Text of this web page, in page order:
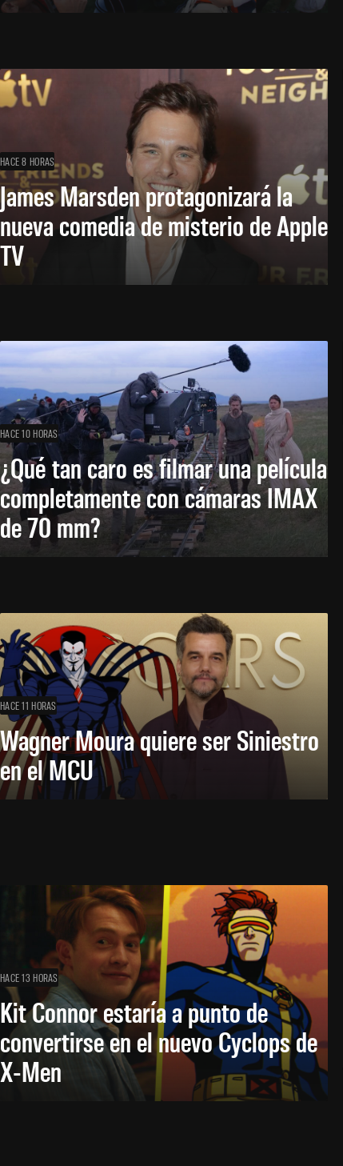
HACE 8 HORAS
James Marsden protagonizará la
nueva comedia de misterio de Apple
TV
HACE 10 HORAS
¿Qué tan caro es filmar una película
completamente con cámaras IMAX
de 70 mm?
HACE 11 HORAS
Wagner Moura quiere ser Siniestro
en el MCU
HACE 13 HORAS
Kit Connor estaría a punto de
convertirse en el nuevo Cyclops de
X-Men